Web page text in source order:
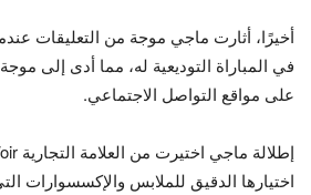
أخيرًا، أثارت ماجي موجة من التعليقات
في المباراة التوديعية له، مما أدى إلى
على مواقع التواصل الاجتماعي.
اختيارها الدقيق للملابس والإكسسوارات